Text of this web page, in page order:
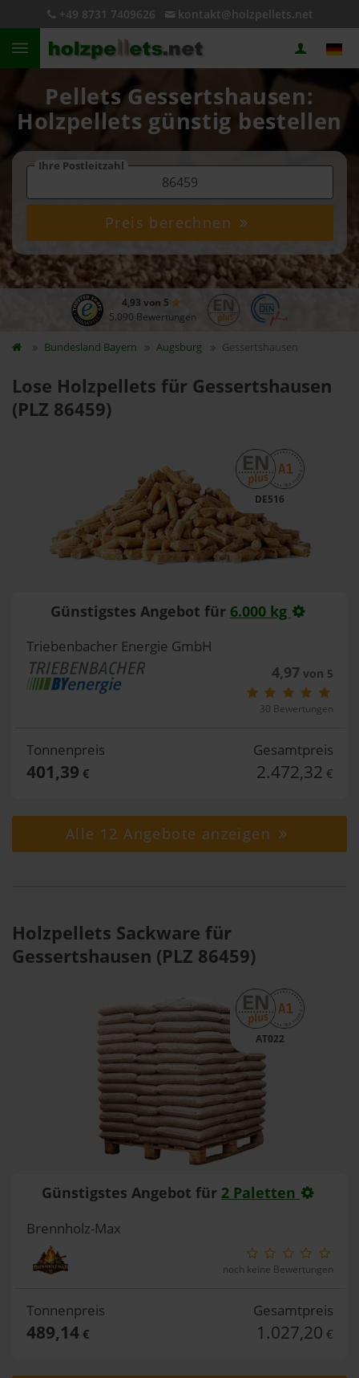
+49 8731 7409626 kontakt@holzpellets.net
Pellets Gessertshausen:
Holzpellets günstig bestellen
Ihre Postleitzahl
Preis berechnen
4,93 von 5
5.090 Bewertungen
Bundesland Bayern Augsburg Gessertshausen
Lose Holzpellets für Gessertshausen
(PLZ 86459)
DE516
Günstigstes Angebot für 6.000 kg
Triebenbacher Energie GmbH
4,97von 5
30 Bewertungen
Tonnenpreis
401,39 €
Gesamtpreis
2.472,32 €
Alle 12 Angebote anzeigen
Holzpellets Sackware für
Gessertshausen (PLZ 86459)
AT022
Günstigstes Angebot für 2 Paletten
Brennholz-Max
noch keine Bewertungen
Tonnenpreis
489,14€
Gesamtpreis
1.027,20 €